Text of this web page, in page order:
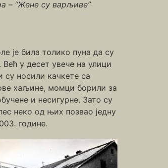
– “Жене су варљиве”
је била толико пуна да су
Већ у десет увече на улици
су носили качкете са
хаљине, момци борили за
и несигурне. Зато су
неко од њих позвао једну
године.